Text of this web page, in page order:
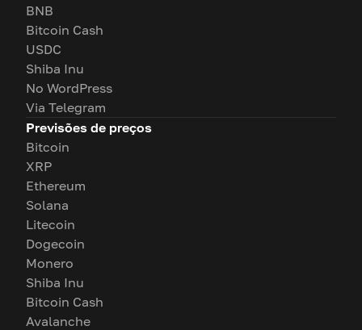
BNB
Bitcoin Cash
USDC
Shiba Inu
No WordPress
Via Telegram
Previsões de preços
Bitcoin
XRP
Ethereum
Solana
Litecoin
Dogecoin
Monero
Shiba Inu
Bitcoin Cash
Avalanche